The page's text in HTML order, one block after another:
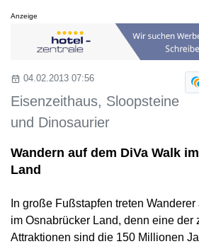
Anzeige
04.02.2013 07:56
Eisenzeithaus, Sloopsteine
und Dinosaurier
Wandern auf dem DiVa Walk
Land
In große Fußstapfen treten
im Osnabrücker Land, denn eine der
Attraktionen sind die 150 Millionen